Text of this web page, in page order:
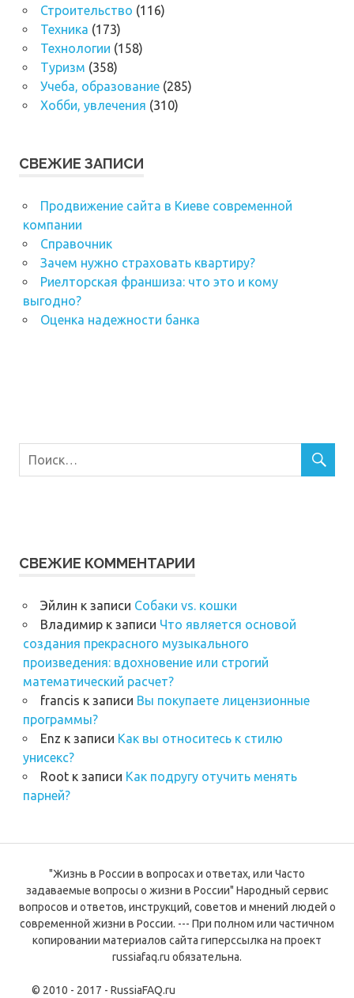
Строительство (116)
Техника (173)
Технологии (158)
Туризм (358)
Учеба, образование(285)
Хобби, увлечения (310)
СВЕЖИЕ ЗАПИСИ
Продвижение сайта в Киеве современной
компании
Справочник
Зачем нужно страховать квартиру?
Риелторская франшиза: что это и кому
выгодно?
Оценка надежности банка
СВЕЖИЕ КОММЕНТАРИИ
Эйлин к записи Собаки vs. кошки
Владимирк записи Что является основой
создания прекрасного музыкального
произведения: вдохновение или строгий
математический расчет?
francis к записи Вы покупаете лицензионные
программы?
Enz к записи Как вы относитесь к стилю
унисекс?
Rootк записи Как подругу отучить менять
парней?
"Жизнь в России в вопросах и ответах, или Часто
задаваемые вопросы о жизни в России" Народный сервис
вопросов и ответов, инструкций, советов и мнений людей о
современной жизни в России. --- При полном или частичном
копировании материалов сайта гиперссылка на проект
russiafaq.ru обязательна.
© 2010 - 2017 - RussiaFAQ.ru